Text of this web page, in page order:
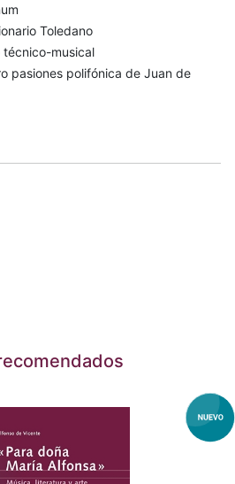
Toledano
musical
pasiones polifónica de Juan de